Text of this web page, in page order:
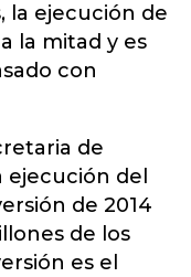
la ejecución de
la mitad y es
con
de
ejecución del
de 2014
de los
es el